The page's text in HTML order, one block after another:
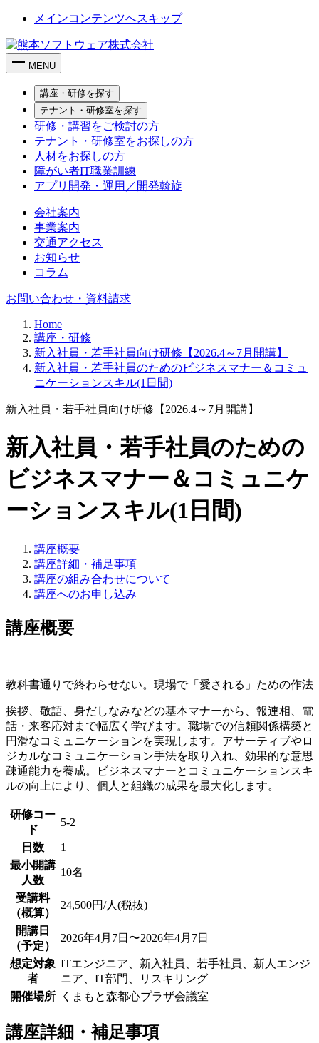
メインコンテンツへスキップ
MENU
講座・研修を探す
テナント・研修室を探す
研修・講習をご検討の方
テナント・研修室をお探しの方
人材をお探しの方
障がい者IT職業訓練
アプリ開発・運用／開発斡旋
会社案内
事業案内
交通アクセス
お知らせ
コラム
お問い合わせ・資料請求
Home
講座・研修
新入社員・若手社員向け研修【2026.4～7月開講】
新入社員・若手社員のためのビジネスマナー＆コミュ
ニケーションスキル(1日間)
新入社員・若手社員向け研修【2026.4～7月開講】
新入社員・若手社員のための
ビジネスマナー＆コミュニケ
ーションスキル(1日間)
講座概要
講座詳細・補足事項
講座の組み合わせについて
講座へのお申し込み
講座概要
教科書通りで終わらせない。現場で「愛される」ための作法
挨拶、敬語、身だしなみなどの基本マナーから、報連相、電
話・来客応対まで幅広く学びます。職場での信頼関係構築と
円滑なコミュニケーションを実現します。アサーティブやロ
ジカルなコミュニケーション手法を取り入れ、効果的な意思
疎通能力を養成。ビジネスマナーとコミュニケーションスキ
ルの向上により、個人と組織の成果を最大化します。
研修コー
ド
5-2
日数
1
最小開講
人数
10名
受講料
（概算）
24,500円/人(税抜)
開講日
（予定）
2026年4月7日〜2026年4月7日
想定対象
者
ITエンジニア、新入社員、若手社員、新人エンジ
ニア、IT部門、リスキリング
開催場所
くまもと森都心プラザ会議室
講座詳細・補足事項